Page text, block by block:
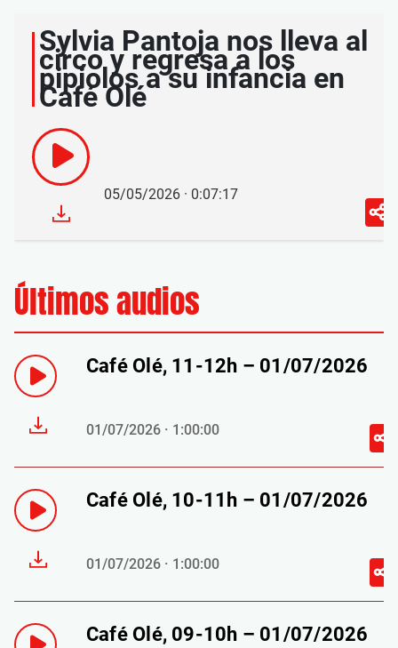
Sylvia Pantoja nos lleva al
circo y regresa a los
pipiolos a su infancia en
Café Olé
05/05/2026 · 0:07:17
Últimos audios
Café Olé, 11-12h – 01/07/2026
01/07/2026 · 1:00:00
Café Olé, 10-11h – 01/07/2026
01/07/2026 · 1:00:00
Café Olé, 09-10h – 01/07/2026